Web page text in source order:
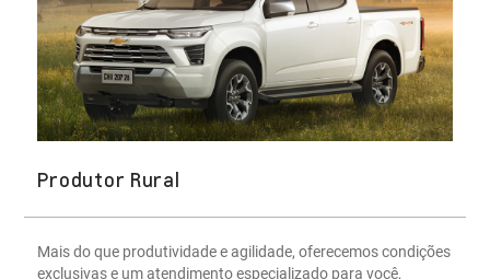
Produtor Rural
Mais do que produtividade e agilidade, oferecemos condições
exclusivas e um atendimento especializado para você,